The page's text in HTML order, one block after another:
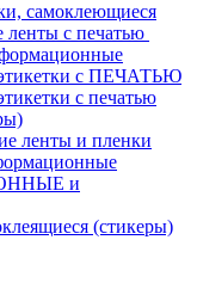
самоклеющиеся
с печатью
с ПЕЧАТЬЮ
с печатью
ленты и пленки
и
(стикеры)